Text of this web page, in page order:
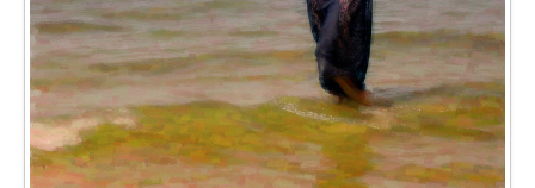
Вход (регистрация)